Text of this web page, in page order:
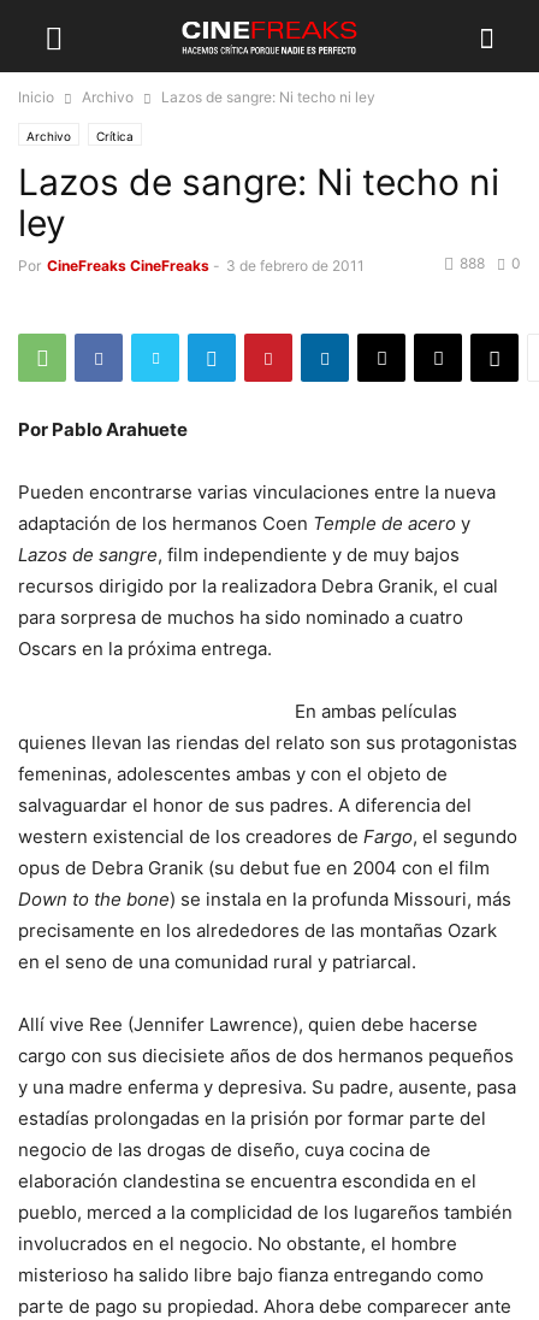
Inicio Archivo Lazos de sangre: Ni techo ni ley
Archivo Crítica
Lazos de sangre: Ni techo ni
ley
Por CineFreaks CineFreaks - 3 de febrero de 2011 0
888
Por Pablo Arahuete
Pueden encontrarse varias vinculaciones entre la nueva
adaptación de los hermanos Coen Temple de acero y
Lazos de sangre, film independiente y de muy bajos
recursos dirigido por la realizadora Debra Granik, el cual
para sorpresa de muchos ha sido nominado a cuatro
Oscars en la próxima entrega.
En ambas películas
quienes llevan las riendas del relato son sus protagonistas
femeninas, adolescentes ambas y con el objeto de
salvaguardar el honor de sus padres. A diferencia del
western existencial de los creadores de Fargo, el segundo
opus de Debra Granik (su debut fue en 2004 con el film
Down to the bone) se instala en la profunda Missouri, más
precisamente en los alrededores de las montañas Ozark
en el seno de una comunidad rural y patriarcal.
Allí vive Ree (Jennifer Lawrence), quien debe hacerse
cargo con sus diecisiete años de dos hermanos pequeños
y una madre enferma y depresiva. Su padre, ausente, pasa
estadías prolongadas en la prisión por formar parte del
negocio de las drogas de diseño, cuya cocina de
elaboración clandestina se encuentra escondida en el
pueblo, merced a la complicidad de los lugareños también
involucrados en el negocio. No obstante, el hombre
misterioso ha salido libre bajo fianza entregando como
parte de pago su propiedad. Ahora debe comparecer ante